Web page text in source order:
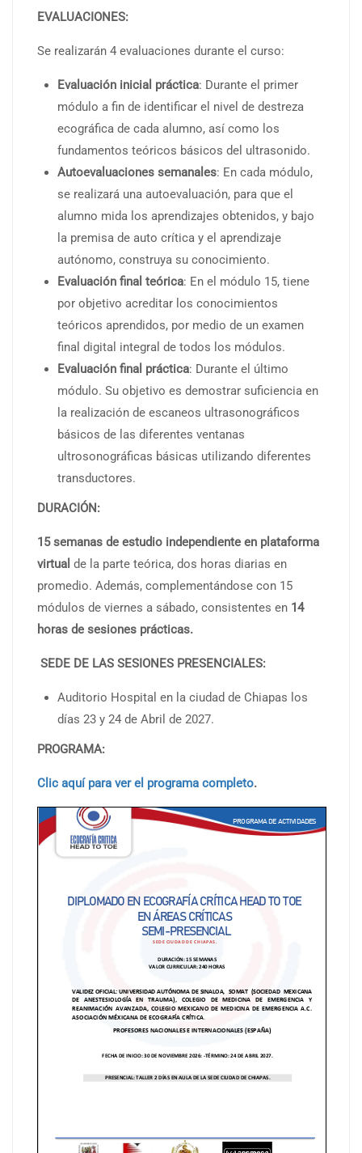
EVALUACIONES:
Se realizarán 4 evaluaciones durante el curso:
Evaluación inicial práctica: Durante el primer
módulo a fin de identificar el nivel de destreza
ecográfica de cada alumno, así como los
fundamentos teóricos básicos del ultrasonido.
Autoevaluaciones semanales: En cada módulo,
se realizará una autoevaluación, para que el
alumno mida los aprendizajes obtenidos, y bajo
la premisa de auto crítica y el aprendizaje
autónomo, construya su conocimiento.
Evaluación final teórica: En el módulo 15, tiene
por objetivo acreditar los conocimientos
teóricos aprendidos, por medio de un examen
final digital integral de todos los módulos.
Evaluación final práctica: Durante el último
módulo. Su objetivo es demostrar suficiencia en
la realización de escaneos ultrasonográficos
básicos de las diferentes ventanas
ultrosonográficas básicas utilizando diferentes
transductores.
DURACIÓN:
15 semanas de estudio independiente en plataforma
virtual de la parte teórica, dos horas diarias en
promedio. Además, complementándose con 15
módulos de viernes a sábado, consistentes en 14
horas de sesiones prácticas.
SEDE DE LAS SESIONES PRESENCIALES:
Auditorio Hospital en la ciudad de Chiapas los
días 23 y 24 de Abril de 2027.
PROGRAMA:
Clic aquí para ver el programa completo.